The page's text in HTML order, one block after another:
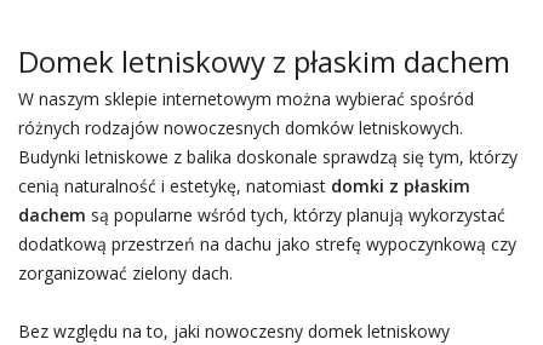
Domek letniskowy z płaskim dachem
W naszym sklepie internetowym można wybierać spośród
różnych rodzajów nowoczesnych domków letniskowych.
Budynki letniskowe z balika doskonale sprawdzą się tym, którzy
cenią naturalność i estetykę, natomiast domki z płaskim
dachem są popularne wśród tych, którzy planują wykorzystać
dodatkową przestrzeń na dachu jako strefę wypoczynkową czy
zorganizować zielony dach.
Bez względu na to, jaki nowoczesny domek letniskowy